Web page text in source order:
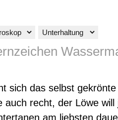
sich das selbst
auch recht, der Löwe will
am liebsten